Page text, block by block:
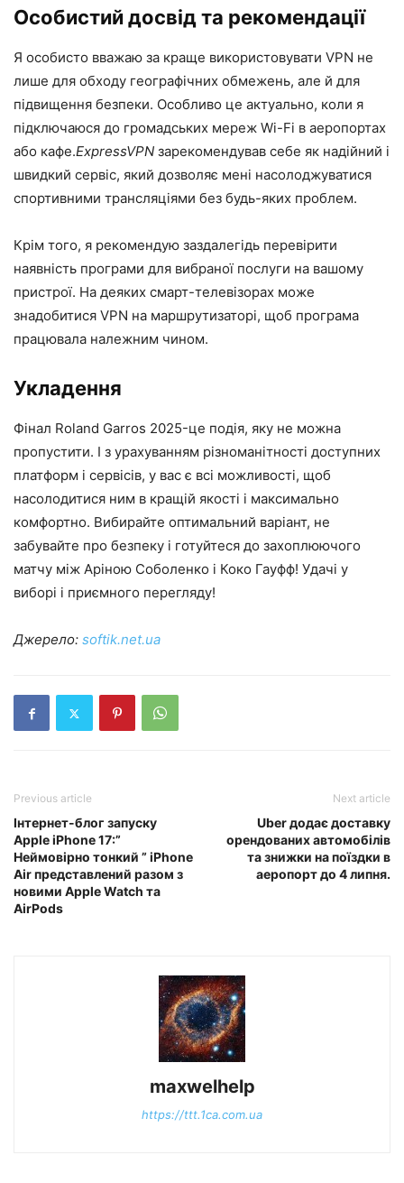
Особистий досвід та рекомендації
Я особисто вважаю за краще використовувати VPN не
лише для обходу географічних обмежень, але й для
підвищення безпеки. Особливо це актуально, коли я
підключаюся до громадських мереж Wi-Fi в аеропортах
або кафе.ExpressVPN зарекомендував себе як надійний і
швидкий сервіс, який дозволяє мені насолоджуватися
спортивними трансляціями без будь-яких проблем.
Крім того, я рекомендую заздалегідь перевірити
наявність програми для вибраної послуги на вашому
пристрої. На деяких смарт-телевізорах може
знадобитися VPN на маршрутизаторі, щоб програма
працювала належним чином.
Укладення
Фінал Roland Garros 2025-це подія, яку не можна
пропустити. І з урахуванням різноманітності доступних
платформ і сервісів, у вас є всі можливості, щоб
насолодитися ним в кращій якості і максимально
комфортно. Вибирайте оптимальний варіант, не
забувайте про безпеку і готуйтеся до захоплюючого
матчу між Аріною Соболенко і Коко Гауфф! Удачі у
виборі і приємного перегляду!
Джерело: softik.net.ua
Previous article
Інтернет-блог запуску
Apple iPhone 17:”
Неймовірно тонкий ” iPhone
Air представлений разом з
новими Apple Watch та
AirPods
Next article
Uber додає доставку
орендованих автомобілів
та знижки на поїздки в
аеропорт до 4 липня.
maxwelhelp
https://ttt.1ca.com.ua